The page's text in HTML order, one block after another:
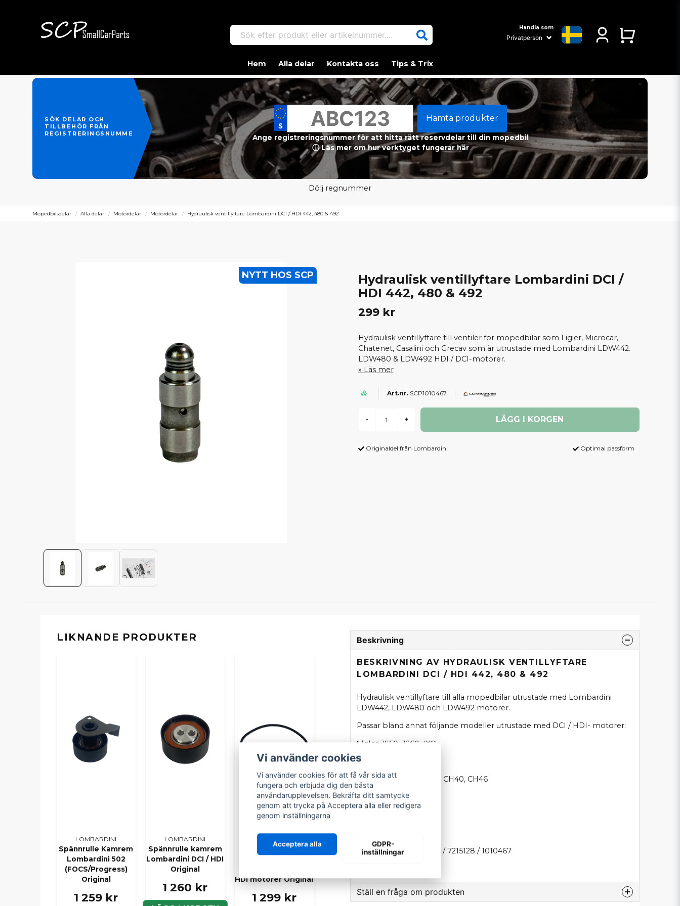
Sök efter produkt eller artikelnummer.... Handla som
Hem Alla delar Kontakta oss Tips & Trix
SÖK DELAR OCH
TILLBEHÖR FRÅN
REGISTRERINGSNUMMER
Hämta produkter
Ange registreringsnummer för att hitta rätt reservdelar till din mopedbil
ⓘ Läs mer om hur verktyget fungerar här
Dölj regnummer
Mopedbilsdelar Alla delar Motordelar Motordelar Hydraulisk ventillyftare Lombardini DCI / HDI 442, 480 & 492
NYTT HOS SCP
Hydraulisk ventillyftare Lombardini DCI /
HDI 442, 480 & 492
299 kr
Hydraulisk ventillyftare till ventiler för mopedbilar som Ligier, Microcar,
Chatenet, Casalini och Grecav som är utrustade med Lombardini LDW442.
LDW480 & LDW492 HDI / DCI-motorer.
Läs mer
SCP1010467
- + LÄGG I KORGEN
Originaldel från Lombardini Optimal passform
LIKNANDE PRODUKTER
LOMBARDINI
Spännrulle Kamrem
Lombardini 502
(FOCS/Progress)
Original
1 259 kr
LOMBARDINI
Spännrulle kamrem
Lombardini DCI / HDI
Original
1 260 kr
Kamrem till
HDI motorer Original
1 299 kr
Beskrivning
BESKRIVNING AV HYDRAULISK VENTILLYFTARE
LOMBARDINI DCI / HDI 442, 480 & 492
Hydraulisk ventillyftare till alla mopedbilar utrustade med Lombardini
LDW442, LDW480 och LDW492 motorer.
Passar bland annat följande modeller utrustade med DCI / HDI- motorer:
Ligier JS50, JS60, IXO
Microcar
ChatenetCH26, CH28, CH40, CH46
CasaliniM20
OEM:ED0072151280-S / 7215128 / 1010467
Ställ en fråga om produkten
Vi använder cookies
Vi använder cookies för att få vår sida att
fungera och erbjuda dig den bästa
användarupplevelsen. Bekräfta ditt samtycke
genom att trycka på Acceptera alla eller redigera
genom inställningarna
Acceptera alla
GDPR-
inställningar